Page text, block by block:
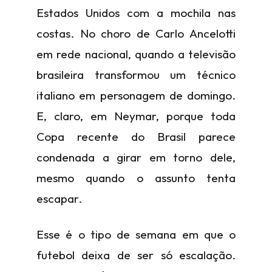
Estados Unidos com a mochila nas
costas. No choro de Carlo Ancelotti
em rede nacional, quando a televisão
brasileira transformou um técnico
italiano em personagem de domingo.
E, claro, em Neymar, porque toda
Copa recente do Brasil parece
condenada a girar em torno dele,
mesmo quando o assunto tenta
escapar.
Esse é o tipo de semana em que o
futebol deixa de ser só escalação.